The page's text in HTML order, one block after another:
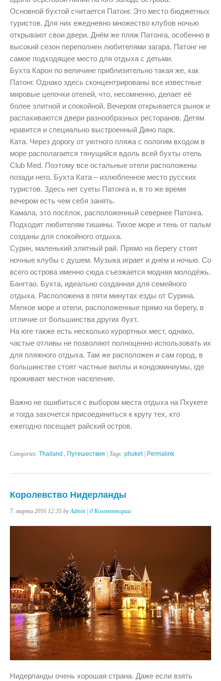
Основной бухтой считается Патонг. Это место бюджетных
туристов. Для них ежедневно множество клубов ночью
открывают свои двери. Днём же пляж Патонга, особенно в
высокий сезон переполнен любителями загара. Патонг не
самое подходящее место для отдыха с детьми.
Бухта Карон по величине приблизительно такая же, как
Патонг. Однако здесь сконцентрированы все известные
мировые цепочки отелей, что, несомненно, делает её
более элитной и спокойной. Вечером открывается рынок и
распахиваются двери разнообразных ресторанов. Детям
нравится и специально выстроенный Дино парк.
Ката. Через дорогу от уютного пляжа с пологим входом в
море располагается тянущийся вдоль всей бухты отель
Club Med. Поэтому все остальные отели расположены
позади него. Бухта Ката – излюбленное место русских
туристов. Здесь нет суеты Патонга и, в то же время
вечером есть чем себя занять.
Камала, это посёлок, расположенный севернее Патонга.
Подходит любителям тишины. Тихое море и тень от пальм
созданы для спокойного отдыха.
Сурин, маленький элитный рай. Прямо на берегу стоят
ночные клубы с душем. Музыка играет и днём и ночью. Со
всего острова именно сюда съезжается модная молодёжь.
Бангтао. Бухта, идеально созданная для семейного
отдыха. Расположена в пяти минутах езды от Сурина.
Мелкое море и отели, расположенные прямо на берегу, в
отличие от большинства других бухт.
На юге также есть несколько курортных мест, однако,
частые отливы не позволяют полноценно использовать их
для пляжного отдыха. Там же расположен и сам город, в
большинстве стоят частные виллы и кондоминиумы, где
проживает местное население.
Важно не ошибиться с выбором места отдыха на Пхукете
и тогда захочется присоединиться к кругу тех, кто
ежегодно посещает райский остров.
Categories: Thailand , Путешествия | Tags: phuket| Permalink
Королевство Нидерланды
7. марта 2016 12:35 byAdmin 0 Комментарии
Нидерланды очень хорошая страна. Даже если взять